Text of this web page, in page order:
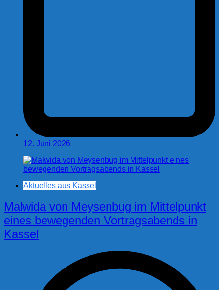
12. Juni 2026
Aktuelles aus Kassel
Malwida von Meysenbug im Mittelpunkt
eines bewegenden Vortragsabends in
Kassel